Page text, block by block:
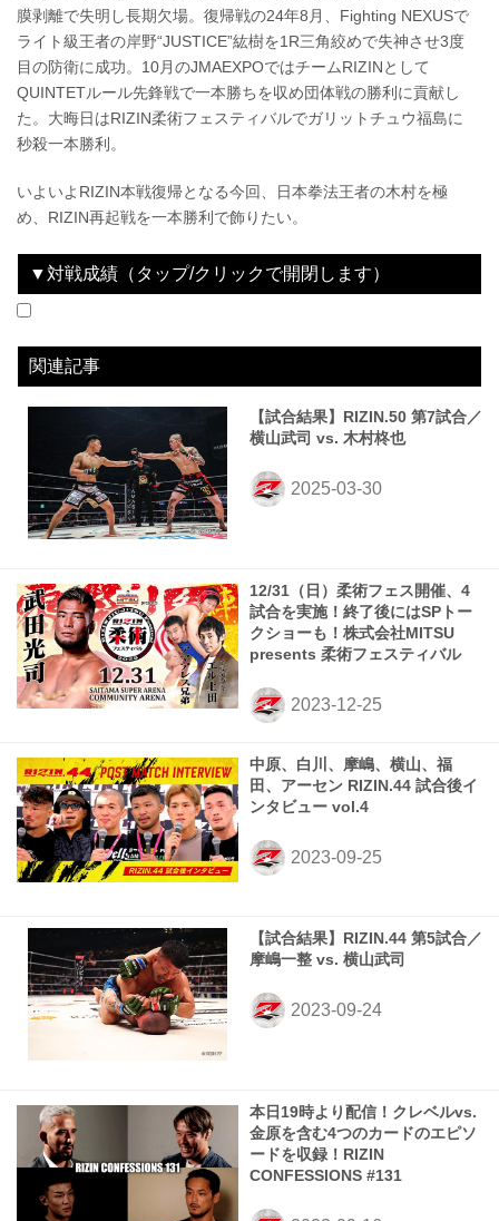
膜剥離で失明し長期欠場。復帰戦の24年8月、Fighting NEXUSで
ライト級王者の岸野“JUSTICE”紘樹を1R三角絞めで失神させ3度
目の防衛に成功。10月のJMAEXPOではチームRIZINとして
QUINTETルール先鋒戦で一本勝ちを収め団体戦の勝利に貢献し
た。大晦日はRIZIN柔術フェスティバルでガリットチュウ福島に
秒殺一本勝利。
いよいよRIZIN本戦復帰となる今回、日本拳法王者の木村を極
め、RIZIN再起戦を一本勝利で飾りたい。
▼対戦成績（タップ/クリックで開閉します）
関連記事
【試合結果】RIZIN.50 第7試合／
横山武司 vs. 木村柊也
12/31（日）柔術フェス開催、4
試合を実施！終了後にはSPトー
クショーも！株式会社MITSU
presents 柔術フェスティバル
中原、白川、摩嶋、横山、福
田、アーセン RIZIN.44 試合後イ
ンタビュー vol.4
【試合結果】RIZIN.44 第5試合／
摩嶋一整 vs. 横山武司
本日19時より配信！クレベルvs.
金原を含む4つのカードのエピソ
ードを収録！RIZIN
CONFESSIONS #131